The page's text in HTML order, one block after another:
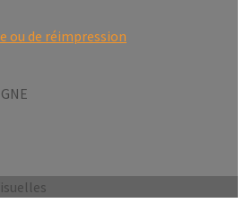
ou de réimpression